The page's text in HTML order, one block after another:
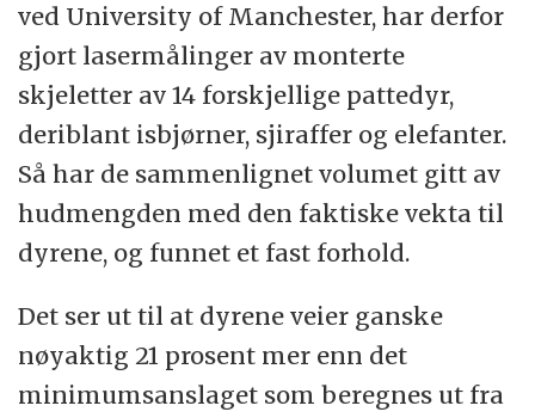
ved University of Manchester, har derfor
gjort lasermålinger av monterte
skjeletter av 14 forskjellige pattedyr,
deriblant isbjørner, sjiraffer og elefanter.
Så har de sammenlignet volumet gitt av
hudmengden med den faktiske vekta til
dyrene, og funnet et fast forhold.
Det ser ut til at dyrene veier ganske
nøyaktig 21 prosent mer enn det
minimumsanslaget som beregnes ut fra